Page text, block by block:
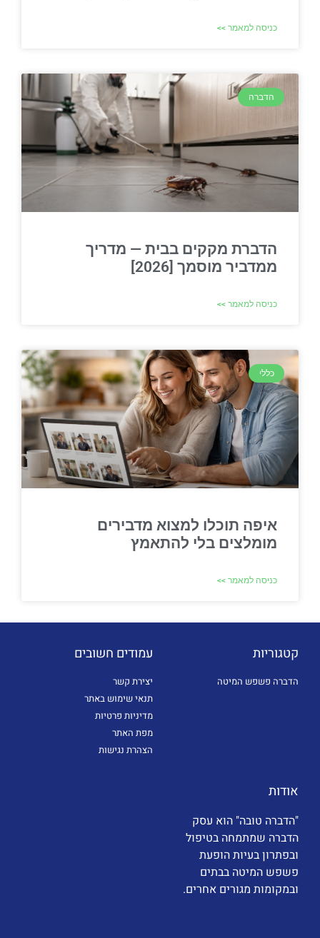
כניסה למאמר >>
הדברה
הדברת מקקים בבית — מדריך
ממדביר מוסמך [2026]
כניסה למאמר >>
כללי
איפה תוכלו למצוא מדבירים
מומלצים בלי להתאמץ
כניסה למאמר >>
קטגוריות
הדברה פשפש המיטה
עמודים חשובים
יצירת קשר
תנאי שימוש באתר
מדיניות פרטיות
מפת האתר
הצהרת נגישות
אודות
"הדברה טובה" הוא עסק
הדברה שמתמחה בטיפול
ובפתרון בעיות הופעת
פשפש המיטה בבתים
ובמקומות מגורים אחרים.